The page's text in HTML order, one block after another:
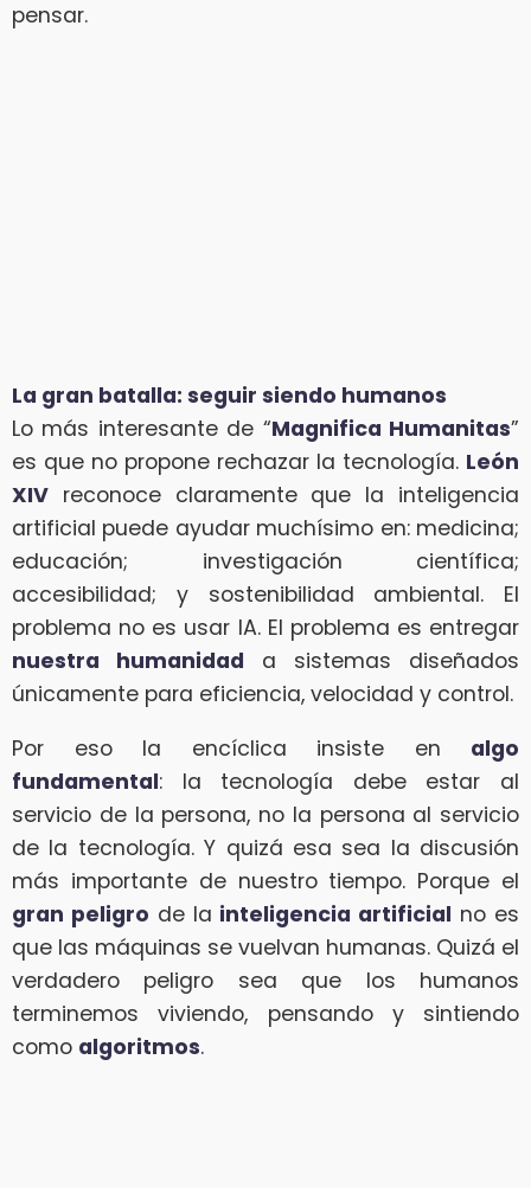
pensar.
La gran batalla: seguir siendo humanos
Lo más interesante de “Magnifica Humanitas”
es que no propone rechazar la tecnología. León
XIV reconoce claramente que la inteligencia
artificial puede ayudar muchísimo en: medicina;
educación; investigación científica;
accesibilidad; y sostenibilidad ambiental. El
problema no es usar IA. El problema es entregar
nuestra humanidad a sistemas diseñados
únicamente para eficiencia, velocidad y control.
Por eso la encíclica insiste en algo
fundamental: la tecnología debe estar al
servicio de la persona, no la persona al servicio
de la tecnología. Y quizá esa sea la discusión
más importante de nuestro tiempo. Porque el
gran peligro de la inteligencia artificial no es
que las máquinas se vuelvan humanas. Quizá el
verdadero peligro sea que los humanos
terminemos viviendo, pensando y sintiendo
como algoritmos.